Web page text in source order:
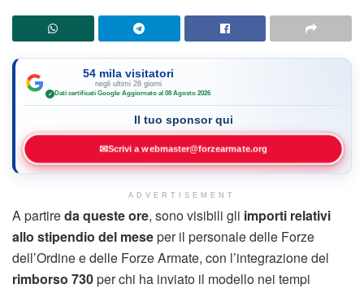
54 mila visitatori
negli ultimi 28 giorni
✓ Dati certificati Google·Aggiornato al 08 Agosto 2026
Il tuo sponsor qui
✉Scrivi a webmaster@forzearmate.org
ADVERTISEMENT
A partireda queste ore, sono visibili gli importi relativi
allo stipendio del meseper il personale delle Forze
dell’Ordine e delle Forze Armate, con l’integrazione del
rimborso 730per chi ha inviato il modello nei tempi